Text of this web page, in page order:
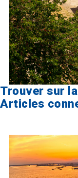
Trouver sur
Articles